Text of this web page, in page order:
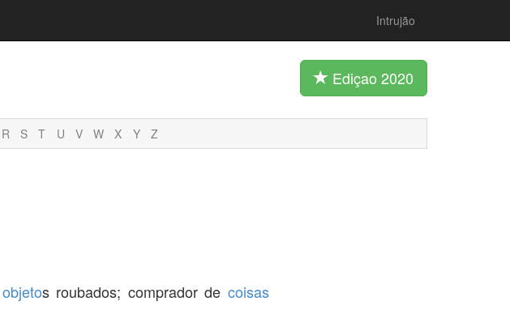
Intrujão
Ediçao 2020
R S T U V W X Y Z
objetos roubados; comprador de coisas